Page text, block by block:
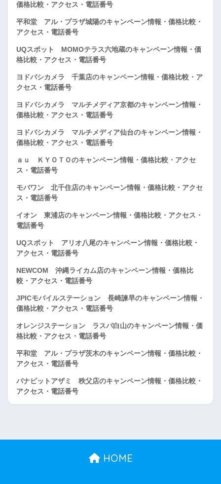
価格比較・アクセス・電話番号
平和堂 アル・プラザ城陽のキャンペーン情報・価格比較・
アクセス・電話番号
UQスポット MOMOテラス六地蔵のキャンペーン情報・価
格比較・アクセス・電話番号
ヨドバシカメラ 千葉店のキャンペーン情報・価格比較・ア
クセス・電話番号
ヨドバシカメラ マルチメディア京都のキャンペーン情報・
価格比較・アクセス・電話番号
ヨドバシカメラ マルチメディア仙台のキャンペーン情報・
価格比較・アクセス・電話番号
ａｕ ＫＹＯＴＯのキャンペーン情報・価格比較・アクセ
ス・電話番号
モバワン 北千住店のキャンペーン情報・価格比較・アクセ
ス・電話番号
イオン 東浦店のキャンペーン情報・価格比較・アクセス・
電話番号
UQスポット アリオ八尾のキャンペーン情報・価格比較・
アクセス・電話番号
NEWCOM 沖縄ライカム店のキャンペーン情報・価格比
較・アクセス・電話番号
JPICモバイルステーション 長崎諫早のキャンペーン情報・
価格比較・アクセス・電話番号
オレンジステーション ラスパ白山のキャンペーン情報・価
格比較・アクセス・電話番号
平和堂 アル・プラザ茨木のキャンペーン情報・価格比較・
アクセス・電話番号
パナピットアザミ 秩父店のキャンペーン情報・価格比較・
アクセス・電話番号
HOME